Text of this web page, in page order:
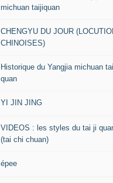
michuan taijiquan
CHENGYU DU JOUR
CHINOISES)
Historique du Yangjia michuan
quan
YI JIN JING
VIDEOS : les styles du tai ji
(tai chi chuan)
épee